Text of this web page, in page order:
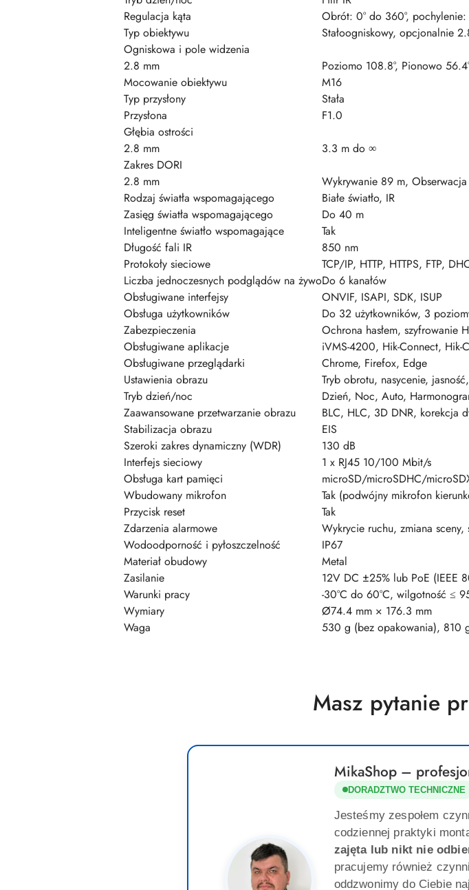
Regulacja kąta
Obrót: 0° do 360°,
Typ obiektywu
Stałoogniskowy, opcjonalnie
Ogniskowa i pole widzenia
2.8 mm
Poziomo 108.8°, Pionowo
Mocowanie obiektywu
M16
Typ przysłony
Stała
Przysłona
F1.0
Głębia ostrości
2.8 mm
3.3 m do ∞
Zakres DORI
2.8 mm
Wykrywanie 89 m,
Rodzaj światła wspomagającego
Białe światło, IR
Zasięg światła wspomagającego
Do 40 m
Inteligentne światło wspomagające
Tak
Długość fali IR
850 nm
Protokoły sieciowe
TCP/IP, HTTP, HTTPS, FTP,
Liczba jednoczesnych podglądów na żywoDo 6 kanałów
Obsługiwane interfejsy
ONVIF, ISAPI, SDK, ISUP
Obsługa użytkowników
Do 32 użytkowników, 3
Zabezpieczenia
Ochrona hasłem, szyfrowanie
Obsługiwane aplikacje
iVMS-4200, Hik-Connect, Hik-
Obsługiwane przeglądarki
Chrome, Firefox, Edge
Ustawienia obrazu
Tryb obrotu, nasycenie,
Tryb dzień/noc
Dzień, Noc, Auto,
Zaawansowane przetwarzanie obrazu
BLC, HLC, 3D DNR, korekcja
Stabilizacja obrazu
EIS
Szeroki zakres dynamiczny (WDR)
130 dB
Interfejs sieciowy
1 x RJ45 10/100 Mbit/s
Obsługa kart pamięci
microSD/microSDHC/
Wbudowany mikrofon
Tak (podwójny mikrofon
Przycisk reset
Tak
Zdarzenia alarmowe
Wykrycie ruchu, zmiana
Wodoodporność i pyłoszczelność
IP67
Materiał obudowy
Metal
Zasilanie
12V DC ±25% lub PoE (IEEE
Warunki pracy
-30°C do 60°C, wilgotność ≤
Wymiary
Ø74.4 mm × 176.3 mm
Waga
530 g (bez opakowania), 810
Masz pytanie
MikaShop –
DORADZTWO TECHNICZNE
Jesteśmy zespołem
codziennej praktyki
zajęta lub nikt nie
pracujemy również
oddzwonimy do Ciebie